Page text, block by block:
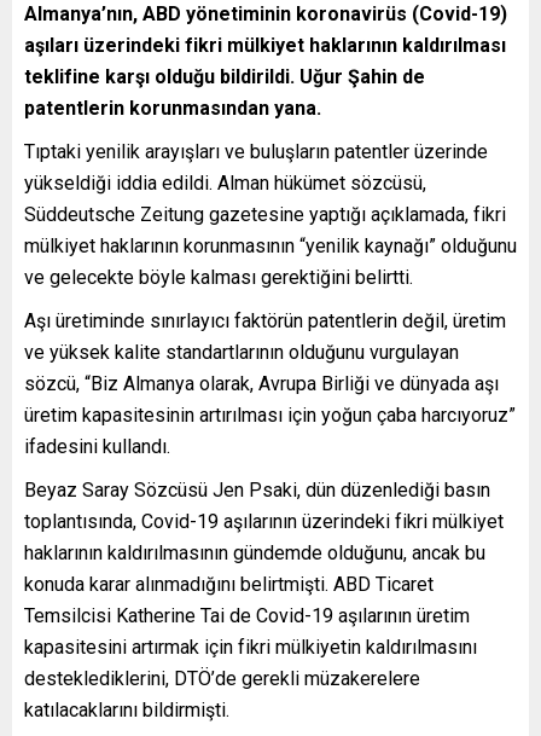
Almanya’nın, ABD yönetiminin koronavirüs (Covid-19)
aşıları üzerindeki fikri mülkiyet haklarının kaldırılması
teklifine karşı olduğu bildirildi. Uğur Şahin de
patentlerin korunmasından yana.
Tıptaki yenilik arayışları ve buluşların patentler üzerinde
yükseldiği iddia edildi. Alman hükümet sözcüsü,
Süddeutsche Zeitung gazetesine yaptığı açıklamada, fikri
mülkiyet haklarının korunmasının “yenilik kaynağı” olduğunu
ve gelecekte böyle kalması gerektiğini belirtti.
Aşı üretiminde sınırlayıcı faktörün patentlerin değil, üretim
ve yüksek kalite standartlarının olduğunu vurgulayan
sözcü, “Biz Almanya olarak, Avrupa Birliği ve dünyada aşı
üretim kapasitesinin artırılması için yoğun çaba harcıyoruz”
ifadesini kullandı.
Beyaz Saray Sözcüsü Jen Psaki, dün düzenlediği basın
toplantısında, Covid-19 aşılarının üzerindeki fikri mülkiyet
haklarının kaldırılmasının gündemde olduğunu, ancak bu
konuda karar alınmadığını belirtmişti. ABD Ticaret
Temsilcisi Katherine Tai de Covid-19 aşılarının üretim
kapasitesini artırmak için fikri mülkiyetin kaldırılmasını
desteklediklerini, DTÖ’de gerekli müzakerelere
katılacaklarını bildirmişti.